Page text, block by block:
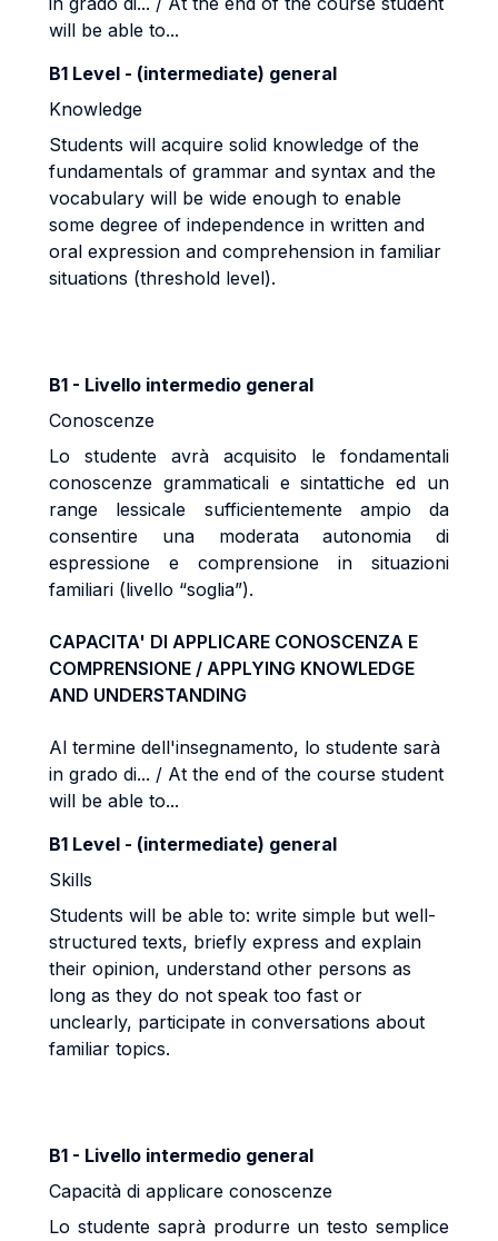
will be able to...
B1 Level - (intermediate) general
Knowledge
Students will acquire solid knowledge of the
fundamentals of grammar and syntax and the
vocabulary will be wide enough to enable
some degree of independence in written and
oral expression and comprehension in familiar
situations (threshold level).
B1 - Livello intermedio general
Conoscenze
Lo studente avrà acquisito le fondamentali
conoscenze grammaticali e sintattiche ed un
range lessicale sufficientemente ampio da
consentire una moderata autonomia di
espressione e comprensione in situazioni
familiari (livello “soglia”).
CAPACITA' DI APPLICARE CONOSCENZA E
COMPRENSIONE / APPLYING KNOWLEDGE
AND UNDERSTANDING
Al termine dell'insegnamento, lo studente sarà
in grado di... / At the end of the course student
will be able to...
B1 Level - (intermediate) general
Skills
Students will be able to: write simple but well-
structured texts, briefly express and explain
their opinion, understand other persons as
long as they do not speak too fast or
unclearly, participate in conversations about
familiar topics.
B1 - Livello intermedio general
Capacità di applicare conoscenze
Lo studente saprà produrre un testo semplice